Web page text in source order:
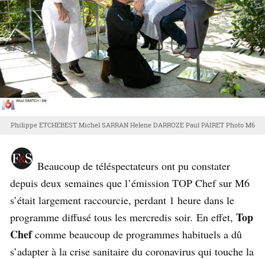
Philippe ETCHEBEST Michel SARRAN Helene DARROZE Paul PAIRET Photo M6
Beaucoup de téléspectateurs ont pu constater
depuis deux semaines que l’émission TOP Chef sur M6
s’était largement raccourcie, perdant 1 heure dans le
programme diffusé tous les mercredis soir. En effet, Top
Chefcomme beaucoup de programmes habituels a dû
s’adapter à la crise sanitaire du coronavirus qui touche la